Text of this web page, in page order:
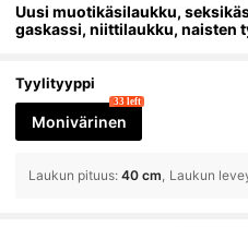
Uusi muotikäsilaukku,
gaskassi, niittilaukku, naisten
Tyylityyppi
Monivärinen
33 left
Laukun pituus: 40 cm Laukun